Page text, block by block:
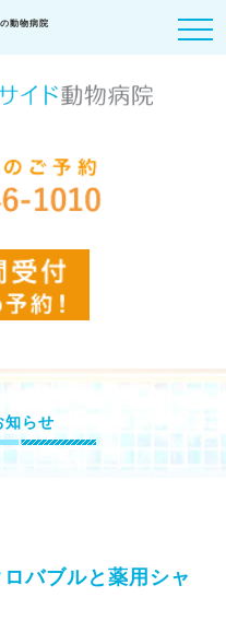
動物病院
知らせ
バブルと薬用シャ